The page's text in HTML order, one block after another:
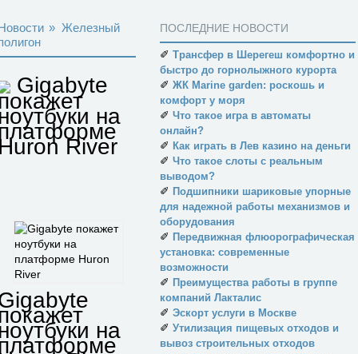
» Железный
Gigabyte
на
River
на
ПОСЛЕДНИЕ НОВОСТИ
✐ Трансфер в Шерегеш комфортно и
быстро до горнолыжного курорта
✐ ЖК Marine garden: роскошь и
комфорт у моря
✐ Что такое игра в автоматы
онлайн?
✐ Как играть в Лев казино на деньги
✐ Что такое слоты с реальным
выводом?
✐ Подшипники шариковые упорные
для надежной работы механизмов и
оборудования
✐ Передвижная флюорографическая
установка: современные
возможности
✐ Преимущества работы в группе
компаний Лакталис
✐ Эскорт услуги в Москве
✐ Утилизация пищевых отходов и
вывоз строительных отходов